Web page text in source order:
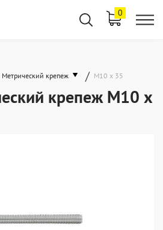
0
Метрический крепеж / М10 х 35
крепеж М10 х